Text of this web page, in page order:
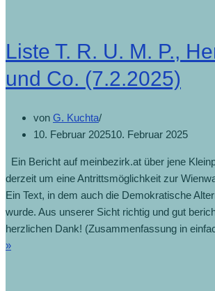
Liste T. R. U. M. P.,
und Co. (7.2.2025)
von G. Kuchta
10. Februar 202510. Februar 2025
Ein Bericht auf meinbezirk.at über jene
derzeit um eine Antrittsmöglichkeit zur
Ein Text, in dem auch die Demokratische
wurde. Aus unserer Sicht richtig und gut
herzlichen Dank! (Zusammenfassung in
»